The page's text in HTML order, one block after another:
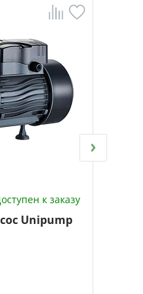
к заказу
Unipump